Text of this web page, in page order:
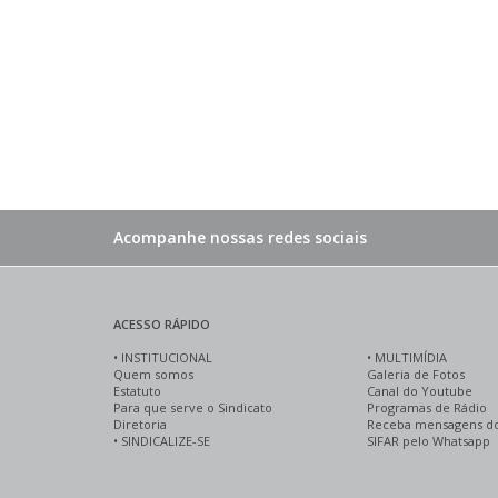
Acompanhe nossas redes sociais
ACESSO RÁPIDO
• INSTITUCIONAL
Quem somos
Estatuto
Para que serve o Sindicato
Diretoria
• SINDICALIZE-SE
• MULTIMÍDIA
Galeria de Fotos
Canal do Youtube
Programas de Rádio
Receba mensagens
SIFAR pelo Whatsapp